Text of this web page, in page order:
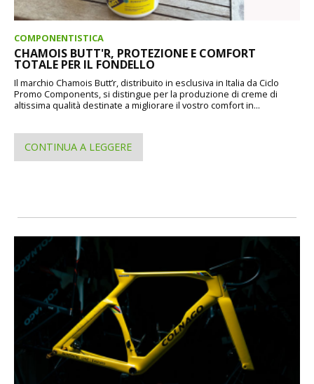
COMPONENTISTICA
CHAMOIS BUTT'R, PROTEZIONE E COMFORT
TOTALE PER IL FONDELLO
Il marchio Chamois Butt’r, distribuito in esclusiva in Italia da Ciclo
Promo Components, si distingue per la produzione di creme di
altissima qualità destinate a migliorare il vostro comfort in...
CONTINUA A LEGGERE